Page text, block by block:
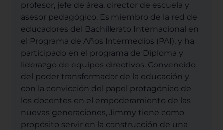
profesor, jefe de área, director de escuela y
asesor pedagógico. Es miembro de la red de
educadores del Bachillerato Internacional en
el Programa de Años Intermedios (PAI), y ha
participado en el programa de Diploma y
liderazgo de equipos directivos. Convencido
del poder transformador de la educación y
con la convicción del papel protagónico de
los docentes en el empoderamiento de las
nuevas generaciones, Jimmy tiene como
propósito servir en la construcción de una